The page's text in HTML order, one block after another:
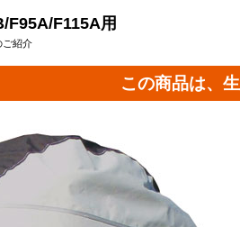
F115A用
ご紹介
この商品は、